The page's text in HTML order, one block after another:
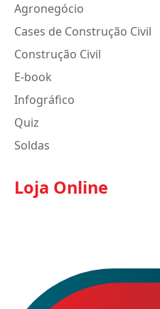
Agronegócio
Cases de Construção Civil
Construção Civil
E-book
Infográfico
Quiz
Soldas
Loja Online